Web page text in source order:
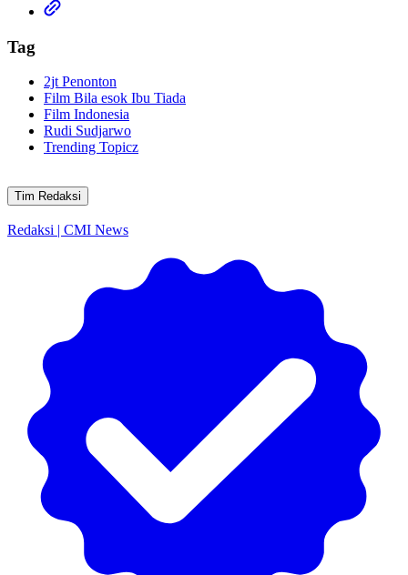
Tag
2jt Penonton
Film Bila esok Ibu Tiada
Film Indonesia
Rudi Sudjarwo
Trending Topicz
Tim Redaksi
Redaksi | CMI News